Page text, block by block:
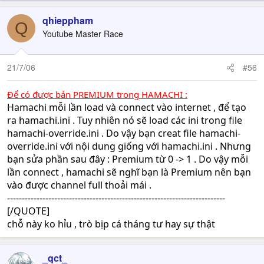
Open Port trong ADSL Router , Port 6112 -> 6119
Luu ý : open cả UTP và UDP.
Bạn vào Start / Run và gõ "cmd" enter . Sau đó gõ
IPCONFIG , enter để xem IP máy mình . Thì sẽ báo là
10.0.0.x hoặc 192.168.1.x , nhớ số đó và điền vào IP
hosting trong hình dưới đây .
Với các loại ADSL Router khác , các bạn Đọc huớng dẫn
open port tại đây :
http://www.gamevn.com/forum2/showthread.php?
t=156834
Cùng trong room , nếu ko nhận ra host , nghĩa là bạn
chưa open port trong ADSL cho War3.
Các bạn tham khảo cách làm trên , tùy từng loại ADSL
Router mà làm tương tự . Nếu khó khăn có thể Mail hoặc
Message cho Shaman Mập.
Tăng tốc cho Hamachi
Q qhieppham
Youtube Master Race
21/7/06 #56
Để có được bản PREMIUM trong HAMACHI :
Hamachi mỗi lần load và connect vào internet , để tạo
ra hamachi.ini . Tuy nhiên nó sẽ load các ini trong file
hamachi-override.ini . Do vậy bạn creat file hamachi-
override.ini với nội dung giống với hamachi.ini . Nhưng
bạn sửa phần sau đây : Premium từ 0 -> 1 . Do vậy mỗi
lần connect , hamachi sẽ nghĩ bạn là Premium nên bạn
vào được channel full thoải mái .
--------------------------------------------------------------------------
[/QUOTE]
chỗ này ko hỉu , trò bịp cá tháng tư hay sự thật
_qct_